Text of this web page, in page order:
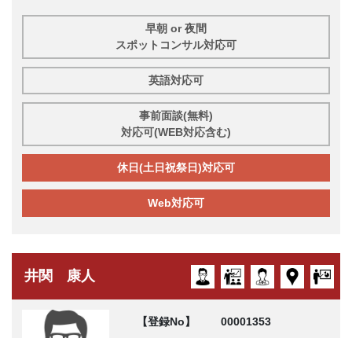
早朝 or 夜間
スポットコンサル対応可
英語対応可
事前面談(無料)
対応可(WEB対応含む)
休日(土日祝祭日)対応可
Web対応可
井関 康人
【登録No】
00001353